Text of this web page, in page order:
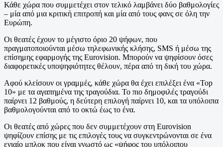
Κάθε χώρα που συμμετέχει στον τελικό λαμβάνει δύο βαθμολογίες
– μία από μια κριτική επιτροπή και μία από τους φανς σε όλη την
Ευρώπη.
Οι θεατές έχουν το μέγιστο όριο 20 ψήφων, που
πραγματοποιούνται μέσω τηλεφωνικής κλήσης, SMS ή μέσω της
επίσημης εφαρμογής της Eurovision. Μπορούν να ψηφίσουν όσες
διαφορετικές υποψηφιότητες θέλουν, πέρα από τη δική του χώρα.
Αφού κλείσουν οι γραμμές, κάθε χώρα θα έχει επιλέξει ένα «Top
10» με τα αγαπημένα της τραγούδια. Το πιο δημοφιλές τραγούδι
παίρνει 12 βαθμούς, η δεύτερη επιλογή παίρνει 10, και τα υπόλοιπα
βαθμολογούνται από το οκτώ έως το ένα.
Οι θεατές από χώρες που δεν συμμετέχουν στη Eurovision
ψηφίζουν επίσης με τις επιλογές τους να συγκεντρώνονται σε ένα
ενιαίο μπλοκ που είναι γνωστό ως «ψήφος του υπόλοιπου